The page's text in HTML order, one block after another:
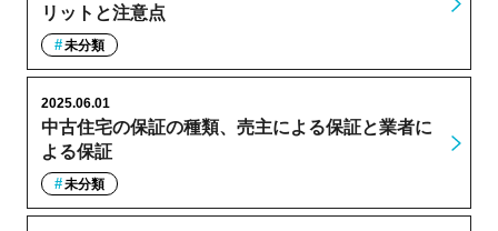
リットと注意点
未分類
中古住宅の保証の種類、売主による保証と業者に
よる保証
2025.06.01
未分類